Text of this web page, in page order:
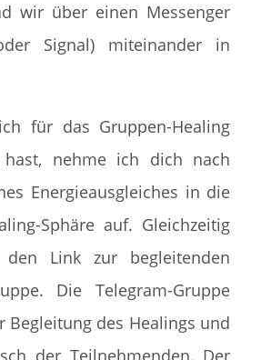
wir über einen Messenger
Signal) miteinander in
für das Gruppen-Healing
hast, nehme ich dich nach
Energieausgleiches in die
Sphäre auf. Gleichzeitig
Link zur begleitenden
Die Telegram-Gruppe
Begleitung des Healings und